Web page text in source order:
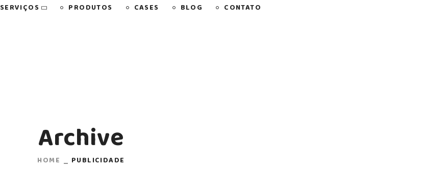
SERVIÇOS PRODUTOS CASES BLOG CONTATO
Archive
HOME PUBLICIDADE